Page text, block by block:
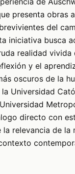
presenta obras
del
iniciativa busca
realidad vivida
y el
oscuros de la
Universidad
directo con
relevancia de la